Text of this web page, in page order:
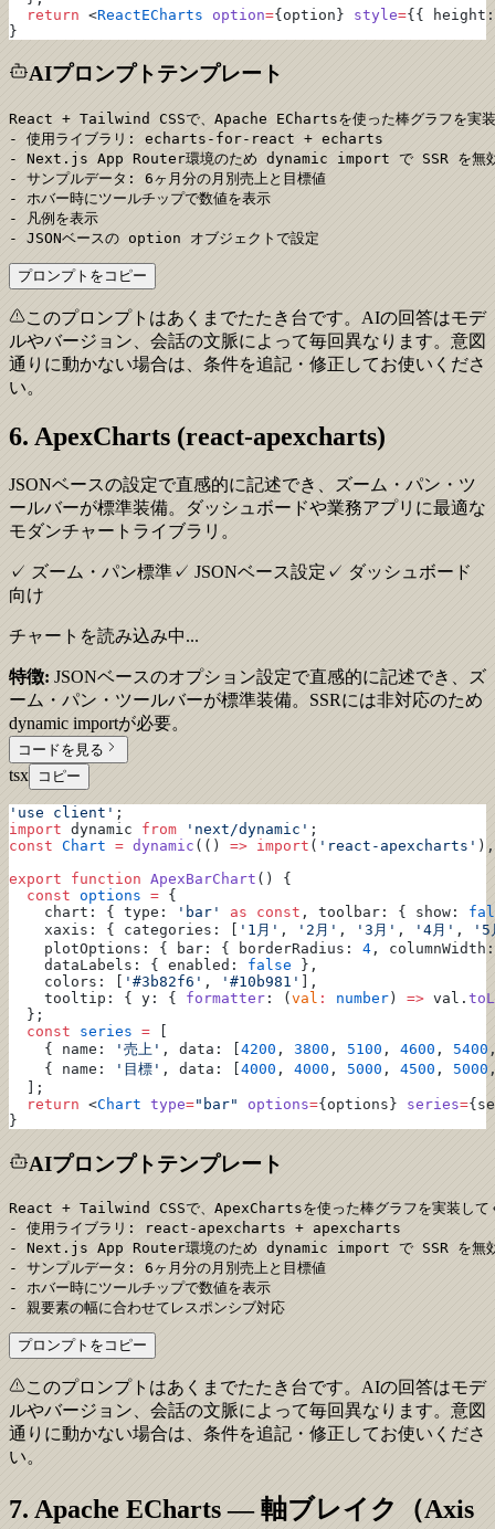
  return
<ReactECharts option={option} style={{
}
AIプロンプトテンプレート
React + Tailwind CSSで、Apache EChartsを使った棒グラフを実装
- 使用ライブラリ: echarts-for-react + echarts
- Next.js App Router環境のため dynamic import で SSR を無
- サンプルデータ: 6ヶ月分の月別売上と目標値
- ホバー時にツールチップで数値を表示
- 凡例を表示
- JSONベースの option オブジェクトで設定
プロンプトをコピー
このプロンプトはあくまでたたき台です。AIの回答はモデ
ルやバージョン、会話の文脈によって毎回異なります。意図
通りに動かない場合は、条件を追記・修正してお使いくださ
い。
6. ApexCharts (react-apexcharts)
JSONベースの設定で直感的に記述でき、ズーム・パン・ツ
ールバーが標準装備。ダッシュボードや業務アプリに最適な
モダンチャートライブラリ。
✓ ズーム・パン標準✓ JSONベース設定 ✓ ダッシュボード
向け
チャートを読み込み中...
特徴: JSONベースのオプション設定で直感的に記述でき、ズ
ーム・パン・ツールバーが標準装備。SSRには非対応のため
dynamic importが必要。
コードを見る
tsx コピー
'use client' ;
import dynamic from 'next/dynamic' ;
const Chart = dynamic (() => import ( 'react-apexcharts'
export function ApexBarChart () {
  const
options = {
    chart: { type:
'bar' as const , toolbar: { show:
    xaxis: { categories: [
'1月' , '2月' , '3月' , '4月' ,
'5
    plotOptions: { bar: { borderRadius:
4 ,
    dataLabels: { enabled:
false },
    colors: [
'#3b82f6' , '#10b981'
],
    tooltip: { y: {
formatter : ( val : number ) => val.
  };
  const
series =
    { name:
'売上' , data: [ 4200 , 3800 , 5100 , 4600 , 5400
    { name:
'目標' , data: [ 4000 , 4000 , 5000 , 4500 , 5000
  ];
  return
<Chart type="bar" options={options} series=
}
AIプロンプトテンプレート
React + Tailwind CSSで、ApexChartsを使った棒グラフを実装して
- 使用ライブラリ: react-apexcharts + apexcharts
- Next.js App Router環境のため dynamic import で SSR を無
- サンプルデータ: 6ヶ月分の月別売上と目標値
- ホバー時にツールチップで数値を表示
- 親要素の幅に合わせてレスポンシブ対応
プロンプトをコピー
このプロンプトはあくまでたたき台です。AIの回答はモデ
ルやバージョン、会話の文脈によって毎回異なります。意図
通りに動かない場合は、条件を追記・修正してお使いくださ
い。
7. Apache ECharts — 軸ブレイク（Axis